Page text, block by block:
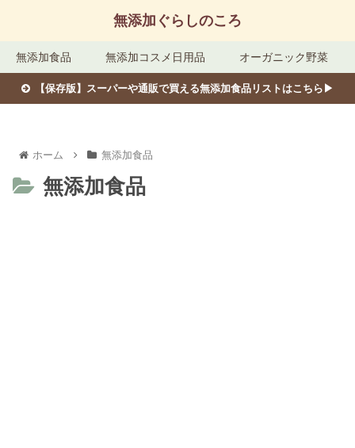
無添加ぐらしのころ
無添加食品 無添加コスメ日用品 オーガニック野菜
【保存版】スーパーや通販で買える無添加食品リストはこちら▶︎
ホーム 無添加食品
無添加食品